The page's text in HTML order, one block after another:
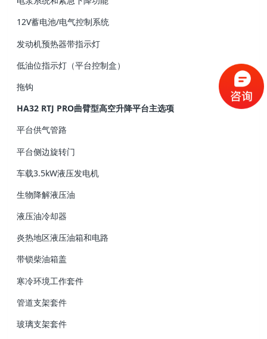
12V蓄电池/电气控制系统
发动机预热器带指示灯
低油位指示灯（平台控制盒）
拖钩
HA32 RTJ PRO曲臂型高空升降平台主选项
平台供气管路
平台侧边旋转门
车载3.5kW液压发电机
生物降解液压油
液压油冷却器
炎热地区液压油箱和电路
带锁柴油箱盖
寒冷环境工作套件
管道支架套件
玻璃支架套件